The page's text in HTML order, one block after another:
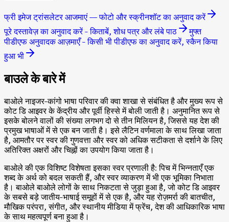
फ्री इमेज ट्रांसलेटर आजमाएं — फोटो और स्क्रीनशॉट का अनुवाद करें
पूरे दस्तावेज़ का अनुवाद करें - किताबें, शोध पत्र और लंबे पाठ
मुफ्त
पीडीएफ अनुवादक आज़माएँ - किसी भी पीडीएफ का अनुवाद करें, स्कैन किया
हुआ भी
बाउले के बारे में
बाओले नाइजर-कांगो भाषा परिवार की क्वा शाखा से संबंधित है और मुख्य रूप से
कोट डि आइवर के केंद्रीय और पूर्वी हिस्से में बोली जाती है। अनुमानित रूप से
इसके बोलने वालों की संख्या लगभग दो से तीन मिलियन है, जिससे यह देश की
प्रमुख भाषाओं में से एक बन जाती है। इसे लैटिन वर्णमाला के साथ लिखा जाता
है, आमतौर पर स्वर की गुणवत्ता और स्वर को अधिक सटीकता से दर्शाने के लिए
अतिरिक्त अक्षरों और चिह्नों का उपयोग किया जाता है।
बाओले की एक विशिष्ट विशेषता इसका स्वर प्रणाली है: पिच में भिन्नताएँ एक
शब्द के अर्थ को बदल सकती हैं, और स्वर व्याकरण में भी एक भूमिका निभाता
है। बाओले बाओले लोगों के साथ निकटता से जुड़ा हुआ है, जो कोट डि आइवर
के सबसे बड़े जातीय-भाषाई समूहों में से एक है, और यह रोज़मर्रा की बातचीत,
मौखिक परंपरा, संगीत, और स्थानीय मीडिया में फ्रेंच, देश की आधिकारिक भाषा
के साथ महत्वपूर्ण बना हुआ है।